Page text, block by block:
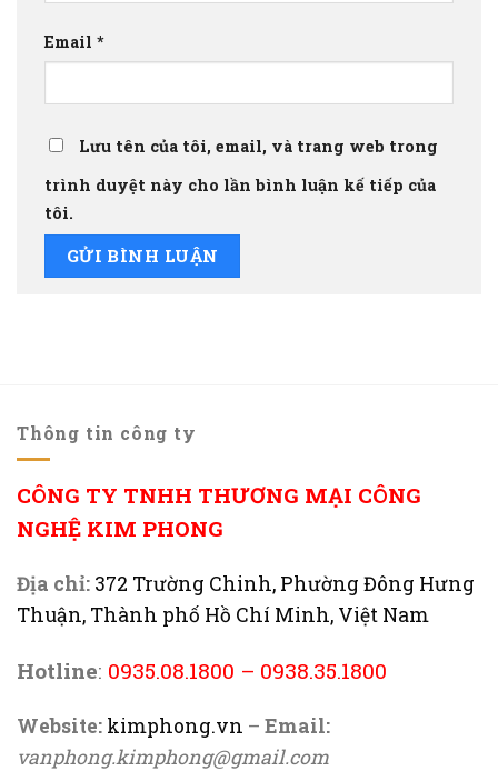
Email *
Lưu tên của tôi, email, và trang web trong
trình duyệt này cho lần bình luận kế tiếp của
tôi.
Thông tin công ty
CÔNG TY TNHH THƯƠNG MẠI CÔNG
NGHỆ KIM PHONG
Địa chỉ: 372 Trường Chinh, Phường Đông Hưng
Thuận, Thành phố Hồ Chí Minh, Việt Nam
Hotline: 0935.08.1800 – 0938.35.1800
Website: kimphong.vn – Email:
vanphong.kimphong@gmail.com